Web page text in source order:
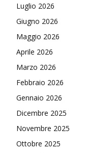
Luglio 2026
Giugno 2026
Maggio 2026
Aprile 2026
Marzo 2026
Febbraio 2026
Gennaio 2026
Dicembre 2025
Novembre 2025
Ottobre 2025